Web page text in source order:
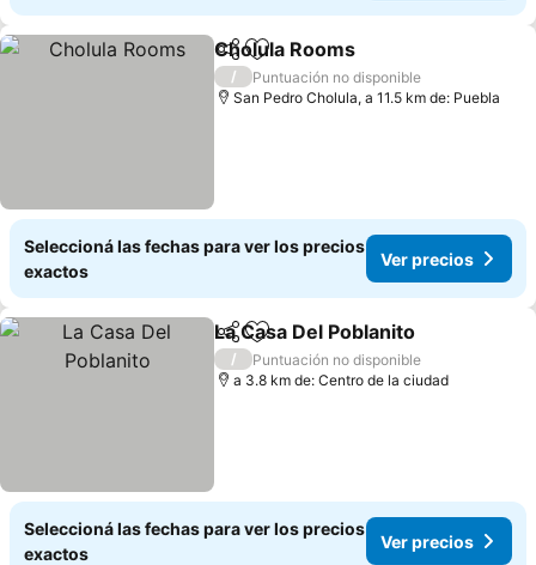
CompartirAñadir a favoritos
Cholula Rooms
/
Puntuación no disponible
San Pedro Cholula, a 11.5 km de: Puebla
Seleccioná las fechas para ver los precios
exactos
Ver precios
CompartirAñadir a favoritos
La Casa Del Poblanito
/
Puntuación no disponible
a 3.8 km de: Centro de la ciudad
Seleccioná las fechas para ver los precios
exactos
Ver precios